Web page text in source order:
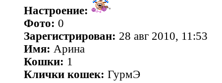
Настроение:
Фото: 0
Зарегистрирован: 28 авг 2010, 11:53
Имя: Арина
Кошки: 1
Клички кошек: ГурмЭ